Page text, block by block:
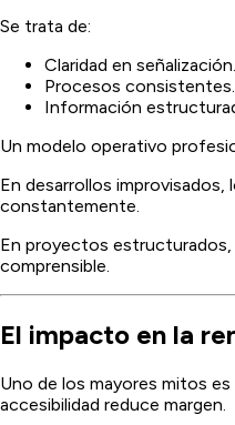
Se trata de:
Claridad en señalización.
Procesos consistentes.
Información
Un modelo operativo
En desarrollos improvisados,
constantemente.
En proyectos estructurados,
comprensible.
El impacto en la
Uno de los mayores mitos
accesibilidad reduce margen.